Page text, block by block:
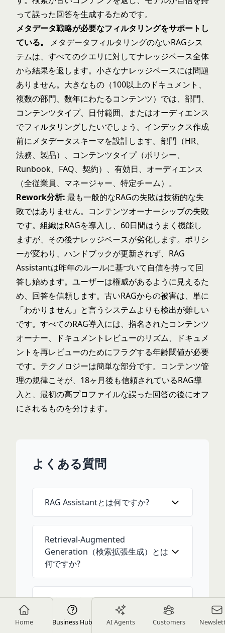
Home Business Hub AI Agents Customers
って誤った回答を生成するためです。
メタデータ戦略が必要なフィルタリングをサポートし
ている。
メタデータフィルタリングのないRAGシス
テムは、すべてのクエリに対してナレッジベース全体
から結果を返します。小さなナレッジベースには問題
ありません。大きなもの（100以上のドキュメント、
複数の部門、数年にわたるコンテンツ）では、部門、
コンテンツタイプ、日付範囲、またはオーディエンス
でフィルタリングしたいでしょう。インデックス作成
前にメタデータスキーマを設計します。部門（HR、
法務、製品）、コンテンツタイプ（ポリシー、
Runbook、FAQ、契約）、有効日、オーディエンス
（全従業員、マネージャー、特定チーム）。
Rework分析: 最も一般的なRAGの失敗は技術的な失
敗ではありません。コンテンツオーナーシップの失敗
です。組織はRAGを導入し、60日間はうまく機能し
ますが、その後ナレッジベースが劣化します。ポリシ
ーが変わり、ハンドブックが更新されず、RAG
Assistantは昨年のルールに基づいて自信を持って回
答し始めます。ユーザーは権威があるように見えるた
め、回答を信頼します。古いRAGからの被害は、単に
「わかりません」と言うシステムよりも検出が難しい
です。すべてのRAG導入には、指名されたコンテンツ
オーナー、ドキュメントレビューのリズム、ドキュメ
ントを再レビューのためにフラグする年齢閾値が必要
です。テクノロジーは簡単な部分です。コンテンツ管
理の規律こそが、18ヶ月後も信頼されているRAG導
入と、最初の高プロファイルな誤った回答の後にオフ
にされるものを分けます。
よくある質問
RAG Assistantとは何ですか?
Retrieval-Augmented
Generation（検索拡張生成）とは
何ですか?
通常の検索の代わりにRAGを使用
するのはいつですか?